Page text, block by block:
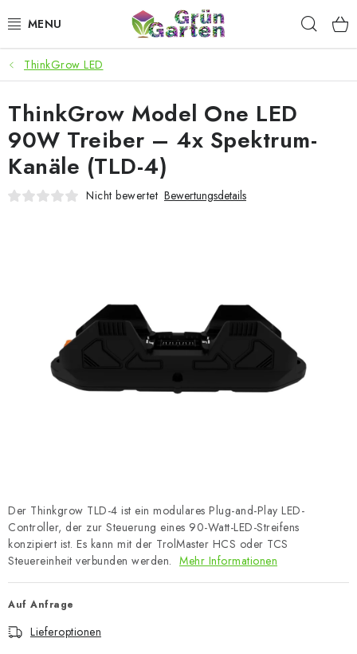
Inhalt
ANGEBOTE
LED PFLANZENLAMPEN
ANBAUBEDARF FÜR DEN HEIMANBAU
AQUARISTIK
Geschäftsbewertung Kaufberatung AGB
Blog
Datenschutzerklärung Impressum
ThinkGrow LED
Der Thinkgrow TLD-4 ist ein modulares Plug-and-Play LED-
Controller, der zur Steuerung eines 90-Watt-LED-Streifens
konzipiert ist. Es kann mit der TrolMaster HCS oder TCS
Steuereinheit verbunden werden. Mehr Informationen
Auf Anfrage
Lieferoptionen
ThinkGrow Model One LED
90W Treiber – 4x Spektrum-
Kanäle (TLD-4)
Nicht bewertet Bewertungsdetails